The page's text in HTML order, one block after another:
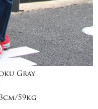
Gray
59kg